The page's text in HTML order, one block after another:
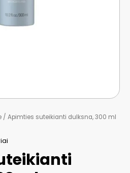
/ Apimties suteikianti dulksna, 300 ml